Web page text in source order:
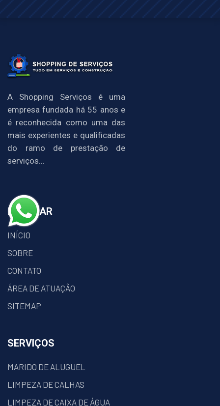
A Shopping Serviços é uma
empresa fundada há 55 anos e
é reconhecida como uma das
mais experientes e qualificadas
do ramo de prestação de
serviços...
NAVEGAR
INÍCIO
SOBRE
CONTATO
ÁREA DE ATUAÇÃO
SITEMAP
SERVIÇOS
MARIDO DE ALUGUEL
LIMPEZA DE CALHAS
LIMPEZA DE CAIXA DE ÁGUA